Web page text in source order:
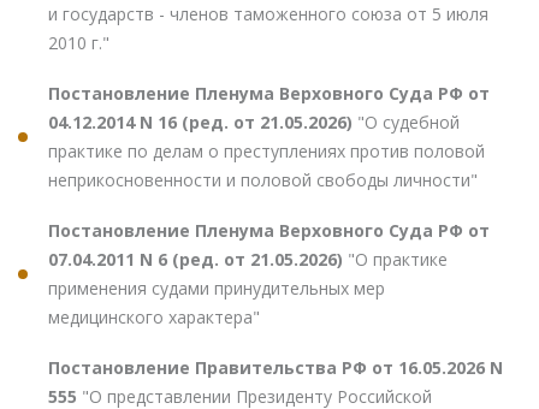
и государств - членов таможенного союза от 5 июля
2010 г."
Постановление Пленума Верховного Суда РФ от
04.12.2014 N 16 (ред. от 21.05.2026) "О судебной
практике по делам о преступлениях против половой
неприкосновенности и половой свободы личности"
Постановление Пленума Верховного Суда РФ от
07.04.2011 N 6 (ред. от 21.05.2026) "О практике
применения судами принудительных мер
медицинского характера"
Постановление Правительства РФ от 16.05.2026 N
555 "О представлении Президенту Российской